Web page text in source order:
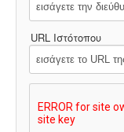
URL Ιστότοπου